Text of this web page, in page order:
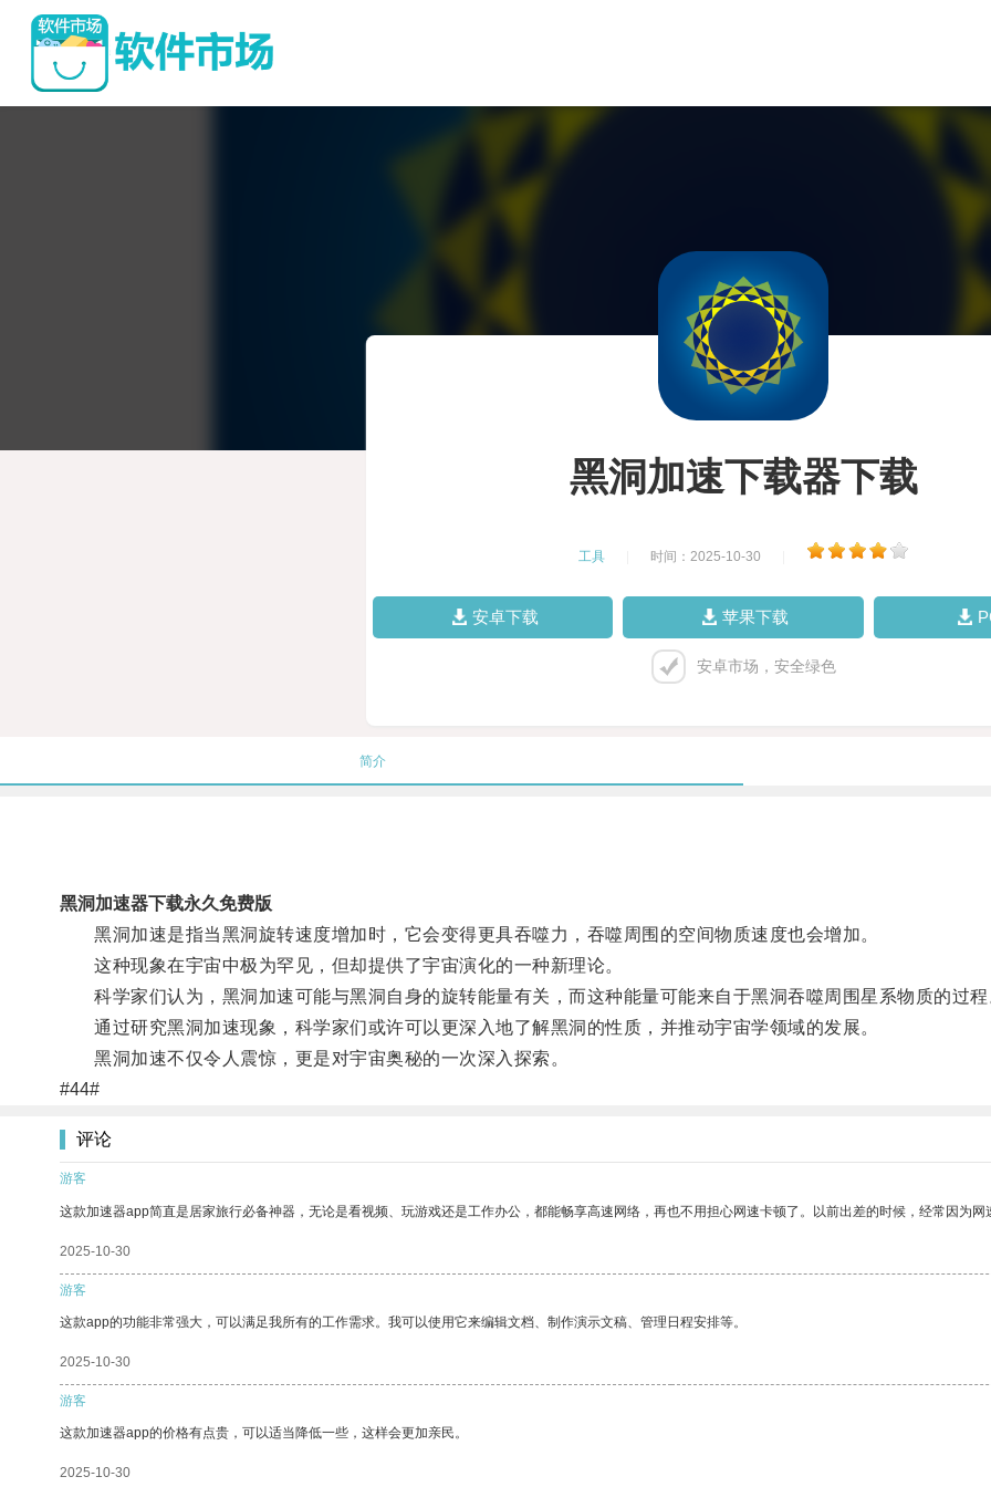
黑洞加速下载器下载
工具 时间：2025-10-30
安卓下载 苹果下载
安卓市场，安全绿色
简介
黑洞加速器下载永久免费版
黑洞加速是指当黑洞旋转速度增加时，它会变得更具吞噬力，吞噬周围的空间物质速度也会增加。
这种现象在宇宙中极为罕见，但却提供了宇宙演化的一种新理论。
科学家们认为，黑洞加速可能与黑洞自身的旋转能量有关，而这种能量可能来自于黑洞吞噬周围星系物质的过程
通过研究黑洞加速现象，科学家们或许可以更深入地了解黑洞的性质，并推动宇宙学领域的发展。
黑洞加速不仅令人震惊，更是对宇宙奥秘的一次深入探索。
#44#
评论
游客
这款加速器app简直是居家旅行必备神器，无论是看视频、玩游戏还是工作办公，都能畅享高速网络，再也不用担心网速卡顿了。以前出差的时候，经常因为
2025-10-30
游客
这款app的功能非常强大，可以满足我所有的工作需求。我可以使用它来编辑文档、制作演示文稿、管理日程安排等。
2025-10-30
游客
这款加速器app的价格有点贵，可以适当降低一些，这样会更加亲民。
2025-10-30